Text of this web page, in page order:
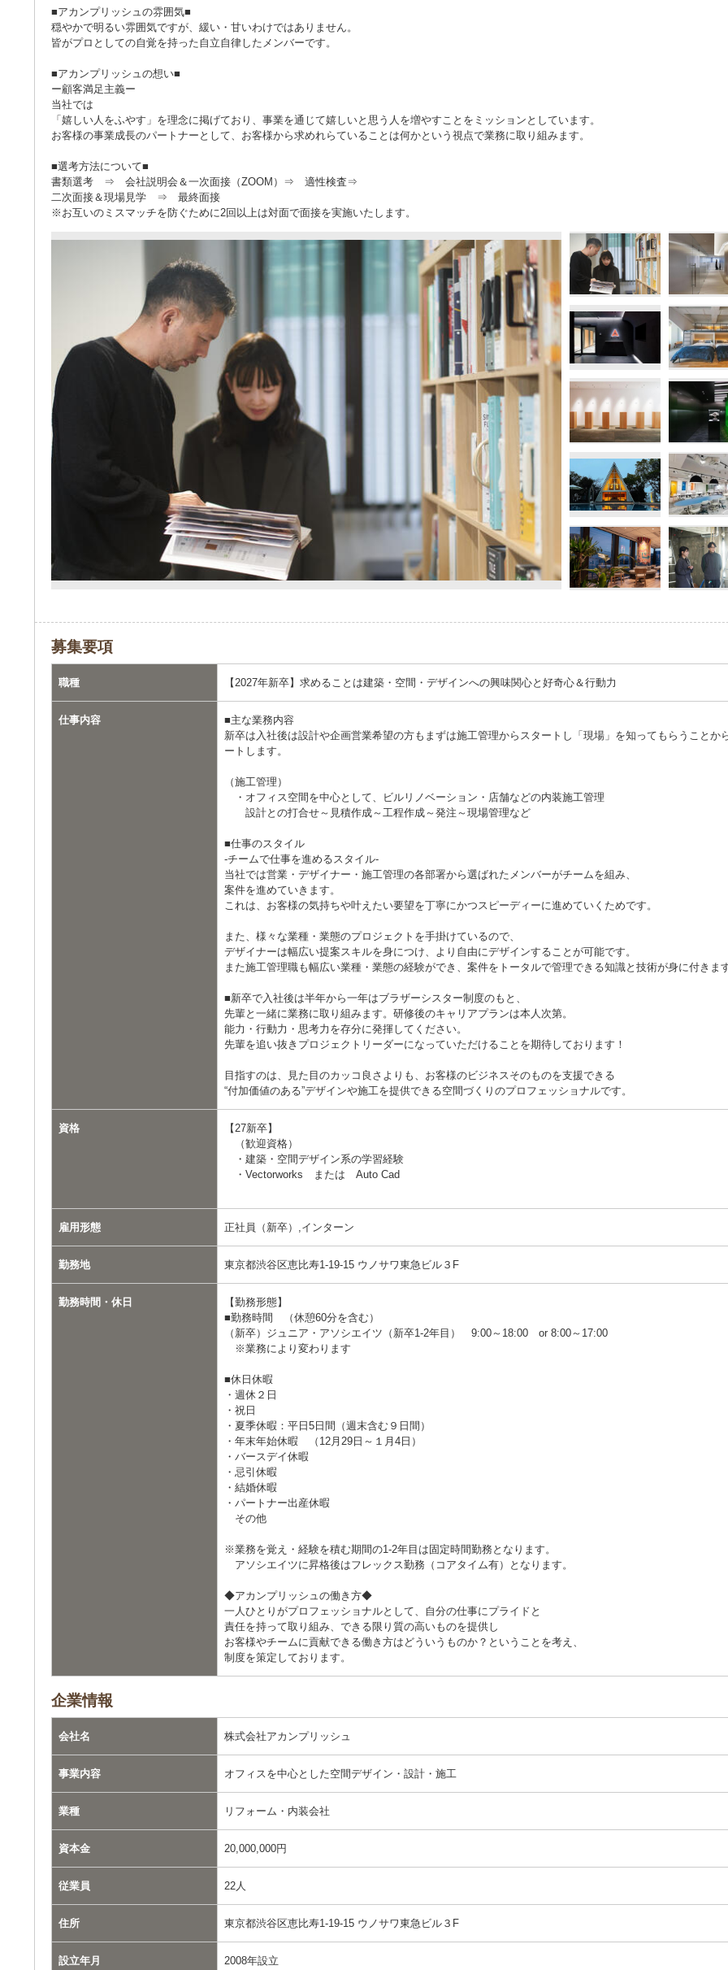
■アカンプリッシュの雰囲気■
穏やかで明るい雰囲気ですが、緩い・甘いわけではありません。
皆がプロとしての自覚を持った自立自律したメンバーです。
■アカンプリッシュの想い■
ー顧客満足主義ー
当社では
「嬉しい人をふやす」を理念に掲げており、事業を通じて嬉しいと思う人を増やすことをミッションとしています。
お客様の事業成長のパートナーとして、お客様から求めれらていることは何かという視点で業務に取り組みます。
■選考方法について■
書類選考 ⇒ 会社説明会＆一次面接（ZOOM）⇒ 適性検査⇒
二次面接＆現場見学 ⇒ 最終面接
※お互いのミスマッチを防ぐために2回以上は対面で面接を実施いたします。
募集要項
職種 【2027年新卒】求めることは建築・空間・デザインへの興味関心と好奇心＆行動力
仕事内容
■主な業務内容
新卒は入社後は設計や企画営業希望の方もまずは施工管理からスタートし「現場」を知ってもらうことか
ートします。
（施工管理）
・オフィス空間を中心として、ビルリノベーション・店舗などの内装施工管理
設計との打合せ～見積作成～工程作成～発注～現場管理など
■仕事のスタイル
-チームで仕事を進めるスタイル-
当社では営業・デザイナー・施工管理の各部署から選ばれたメンバーがチームを組み、
案件を進めていきます。
これは、お客様の気持ちや叶えたい要望を丁寧にかつスピーディーに進めていくためです。
また、様々な業種・業態のプロジェクトを手掛けているので、
デザイナーは幅広い提案スキルを身につけ、より自由にデザインすることが可能です。
また施工管理職も幅広い業種・業態の経験ができ、案件をトータルで管理できる知識と技術が身に付きま
■新卒で入社後は半年から一年はブラザーシスター制度のもと、
先輩と一緒に業務に取り組みます。研修後のキャリアプランは本人次第。
能力・行動力・思考力を存分に発揮してください。
先輩を追い抜きプロジェクトリーダーになっていただけることを期待しております！
目指すのは、見た目のカッコ良さよりも、お客様のビジネスそのものを支援できる
“付加価値のある”デザインや施工を提供できる空間づくりのプロフェッショナルです。
資格
【27新卒】
（歓迎資格）
・建築・空間デザイン系の学習経験
・Vectorworks または Auto Cad
雇用形態 正社員（新卒）,インターン
勤務地 東京都渋谷区恵比寿1‐19-15 ウノサワ東急ビル３F
勤務時間・休日
【勤務形態】
■勤務時間 （休憩60分を含む）
（新卒）ジュニア・アソシエイツ（新卒1-2年目） 9:00～18:00 or 8:00～17:00
※業務により変わります
■休日休暇
・週休２日
・祝日
・夏季休暇：平日5日間（週末含む９日間）
・年末年始休暇 （12月29日～１月4日）
・バースデイ休暇
・忌引休暇
・結婚休暇
・パートナー出産休暇
その他
※業務を覚え・経験を積む期間の1‐2年目は固定時間勤務となります。
アソシエイツに昇格後はフレックス勤務（コアタイム有）となります。
◆アカンプリッシュの働き方◆
一人ひとりがプロフェッショナルとして、自分の仕事にプライドと
責任を持って取り組み、できる限り質の高いものを提供し
お客様やチームに貢献できる働き方はどういうものか？ということを考え、
制度を策定しております。
企業情報
会社名 株式会社アカンプリッシュ
事業内容 オフィスを中心とした空間デザイン・設計・施工
業種 リフォーム・内装会社
資本金 20,000,000円
従業員 22人
住所 東京都渋谷区恵比寿1-19-15 ウノサワ東急ビル３F
設立年月 2008年設立